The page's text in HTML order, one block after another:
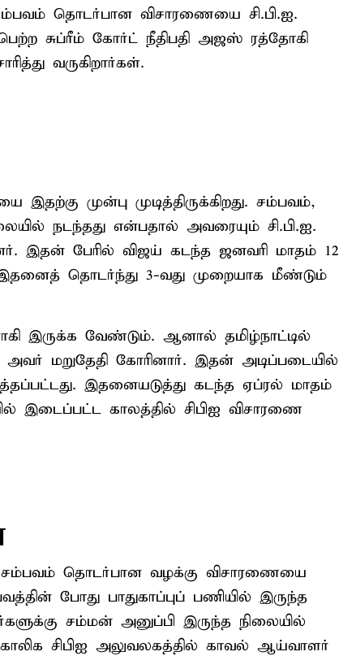
சம்பவம் தொடர்பான விசாரணையை சி.பி.ஐ.
சுப்ரீம் கோர்ட் நீதிபதி அஜஸ் ரத்தோகி
வருகிறார்கள்.
முன்பு முடித்திருக்கிறது. சம்பவம்,
நடந்தது என்பதால் அவரையும் சி.பி.ஐ.
இதன் பேரில் விஜய் கடந்த ஜனவரி மாதம் 12
தொடர்ந்து 3-வது முறையாக மீண்டும்
இருக்க வேண்டும். ஆனால் தமிழ்நாட்டில்
மறுதேதி கோரினார். இதன் அடிப்படையில்
இதனையடுத்து கடந்த ஏப்ரல் மாதம்
இடைப்பட்ட காலத்தில் சிபிஐ விசாரணை
சம்பவம் தொடர்பான வழக்கு விசாரணையை
போது பாதுகாப்புப் பணியில் இருந்த
சம்மன் அனுப்பி இருந்த நிலையில்
சிபிஐ அலுவலகத்தில் காவல் ஆய்வாளர்